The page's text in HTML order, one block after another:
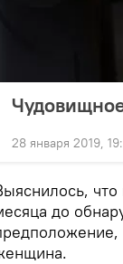
28 января 2019,
до